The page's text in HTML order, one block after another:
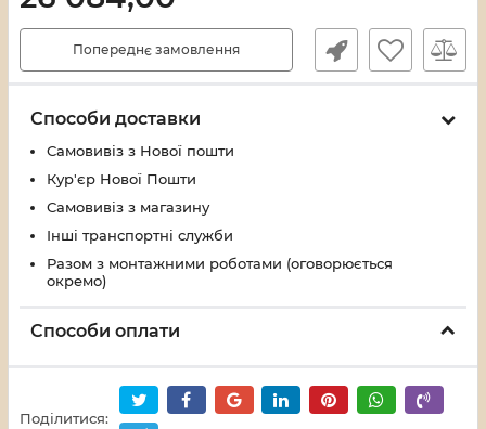
Попереднє замовлення
Способи доставки
Самовивіз з Нової пошти
Кур'єр Нової Пошти
Самовивіз з магазину
Інші транспортні служби
Разом з монтажними роботами (оговорюється
окремо)
Способи оплати
Поділитися: